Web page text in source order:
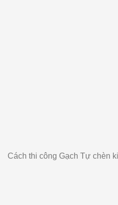
Cách thi công Gạch Tự chèn